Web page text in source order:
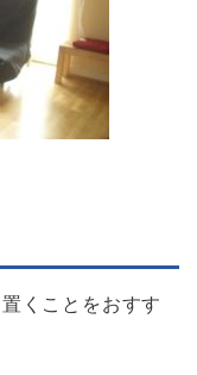
くことをおすす